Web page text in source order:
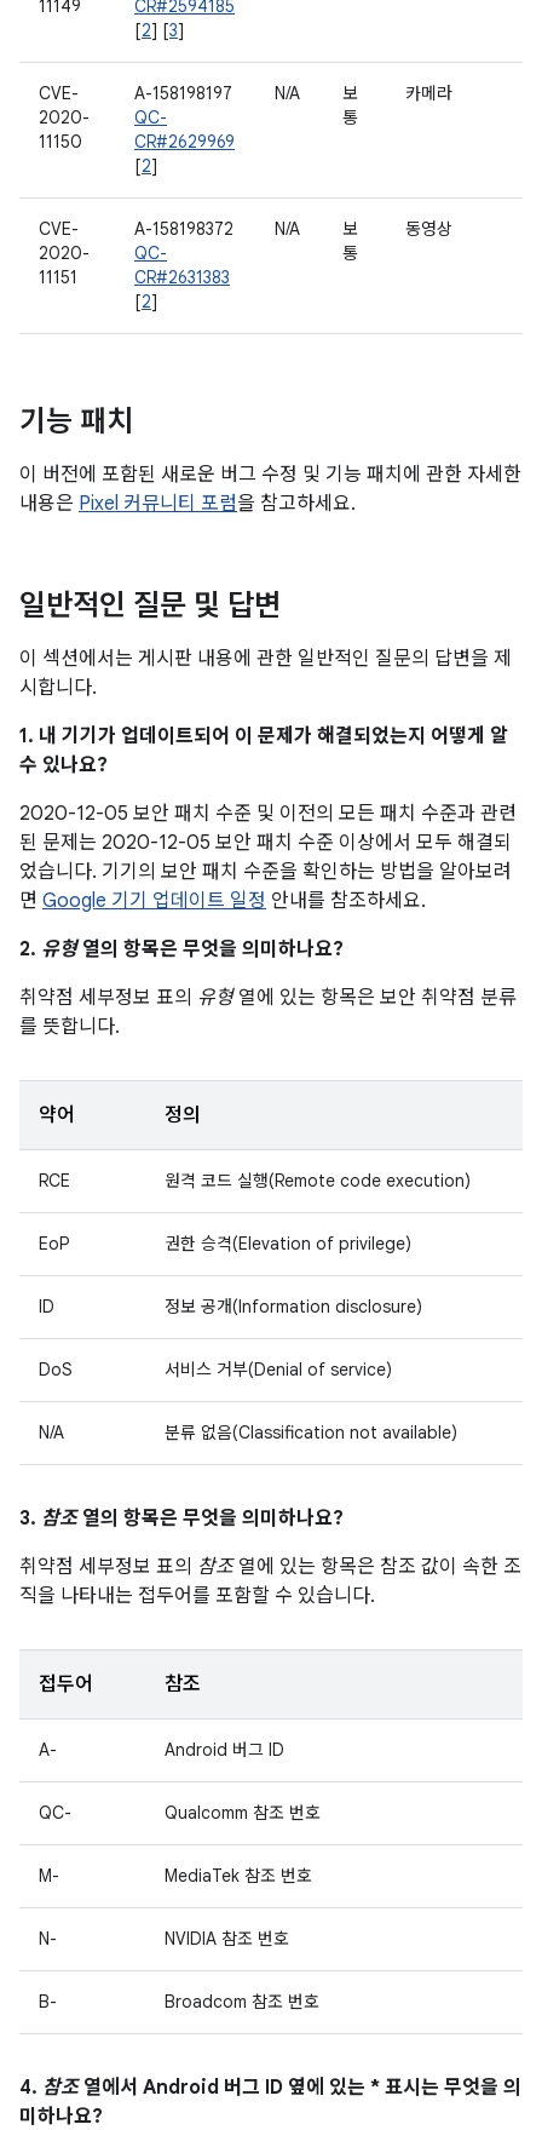
11149
CR#2594185
[2] [3]
CVE-
2020-
11150
A-158198197
QC-
CR#2629969
[2]
N/A
보
통
카메라
CVE-
2020-
11151
A-158198372
QC-
CR#2631383
[2]
N/A
보
통
동영상
기능 패치
이 버전에 포함된 새로운 버그 수정 및 기능 패치에 관한 자세한
내용은 Pixel 커뮤니티 포럼을 참고하세요.
일반적인 질문 및 답변
이 섹션에서는 게시판 내용에 관한 일반적인 질문의 답변을 제
시합니다.
1. 내 기기가 업데이트되어 이 문제가 해결되었는지 어떻게 알
수 있나요?
2020-12-05 보안 패치 수준 및 이전의 모든 패치 수준과 관련
된 문제는 2020-12-05 보안 패치 수준 이상에서 모두 해결되
었습니다. 기기의 보안 패치 수준을 확인하는 방법을 알아보려
면 Google 기기 업데이트 일정 안내를 참조하세요.
2. 유형열의 항목은 무엇을 의미하나요?
취약점 세부정보 표의 유형열에 있는 항목은 보안 취약점 분류
를 뜻합니다.
약어 정의
RCE 원격 코드 실행(Remote code execution)
EoP 권한 승격(Elevation of privilege)
ID 정보 공개(Information disclosure)
DoS 서비스 거부(Denial of service)
N/A 분류 없음(Classification not available)
3. 참조열의 항목은 무엇을 의미하나요?
취약점 세부정보 표의 참조열에 있는 항목은 참조 값이 속한 조
직을 나타내는 접두어를 포함할 수 있습니다.
접두어 참조
A- Android 버그 ID
QC- Qualcomm 참조 번호
M- MediaTek 참조 번호
N- NVIDIA 참조 번호
B- Broadcom 참조 번호
4. 참조열에서 Android 버그 ID 옆에 있는 * 표시는 무엇을 의
미하나요?